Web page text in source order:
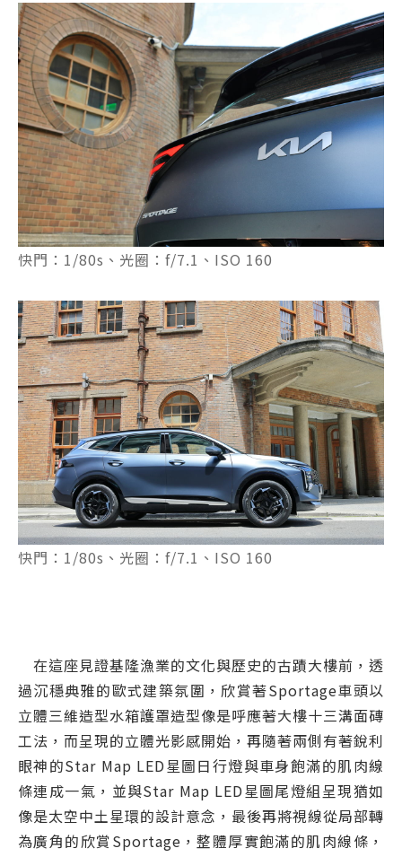
快門：1/80s、光圈：f/7.1、ISO 160
快門：1/80s、光圈：f/7.1、ISO 160
在這座見證基隆漁業的文化與歷史的古蹟大樓前，透
過沉穩典雅的歐式建築氛圍，欣賞著Sportage車頭以
立體三維造型水箱護罩造型像是呼應著大樓十三溝面磚
工法，而呈現的立體光影感開始，再隨著兩側有著銳利
眼神的Star Map LED星圖日行燈與車身飽滿的肌肉線
條連成一氣，並與Star Map LED星圖尾燈組呈現猶如
像是太空中土星環的設計意念，最後再將視線從局部轉
為廣角的欣賞Sportage，整體厚實飽滿的肌肉線條，